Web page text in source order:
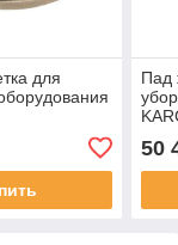
для
Пад
50